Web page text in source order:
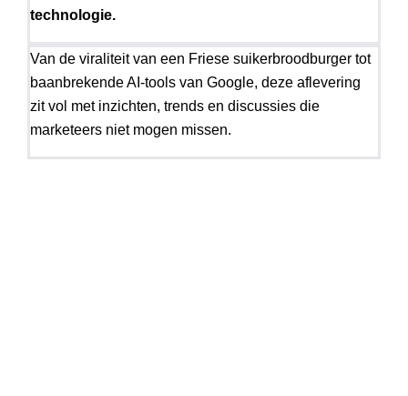
technologie.
Van de viraliteit van een Friese suikerbroodburger tot
baanbrekende AI-tools van Google, deze aflevering
zit vol met inzichten, trends en discussies die
marketeers niet mogen missen.